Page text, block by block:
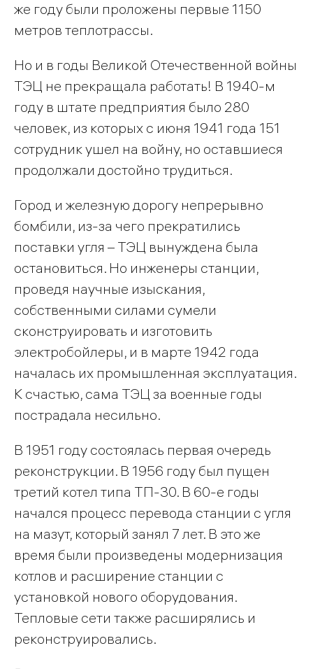
же году были проложены первые 1150
метров теплотрассы.
Но и в годы Великой Отечественной войны
ТЭЦ не прекращала работать! В 1940-м
году в штате предприятия было 280
человек, из которых с июня 1941 года 151
сотрудник ушел на войну, но оставшиеся
продолжали достойно трудиться.
Город и железную дорогу непрерывно
бомбили, из-за чего прекратились
поставки угля – ТЭЦ вынуждена была
остановиться. Но инженеры станции,
проведя научные изыскания,
собственными силами сумели
сконструировать и изготовить
электробойлеры, и в марте 1942 года
началась их промышленная эксплуатация.
К счастью, сама ТЭЦ за военные годы
пострадала несильно.
В 1951 году состоялась первая очередь
реконструкции. В 1956 году был пущен
третий котел типа ТП-30. В 60-е годы
начался процесс перевода станции с угля
на мазут, который занял 7 лет. В это же
время были произведены модернизация
котлов и расширение станции с
установкой нового оборудования.
Тепловые сети также расширялись и
реконструировались.